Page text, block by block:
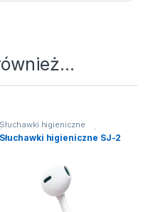
Słuchawki higieniczne
(słuchawki jednorazowe)
Słuchawki
Słuchawki higieniczne SJ-2